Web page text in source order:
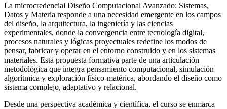
La microcredencial Diseño Computacional Avanzado: Sistemas,
Datos y Materia responde a una necesidad emergente en los campos
del diseño, la arquitectura, la ingeniería y las ciencias
experimentales, donde la convergencia entre tecnología digital,
procesos naturales y lógicas proyectuales redefine los modos de
pensar, fabricar y operar en el entorno construido y en los sistemas
materiales. Esta propuesta formativa parte de una articulación
metodológica que integra pensamiento computacional, simulación
algorítmica y exploración físico-matérica, abordando el diseño como
sistema complejo, adaptativo y relacional.
Desde una perspectiva académica y científica, el curso se enmarca